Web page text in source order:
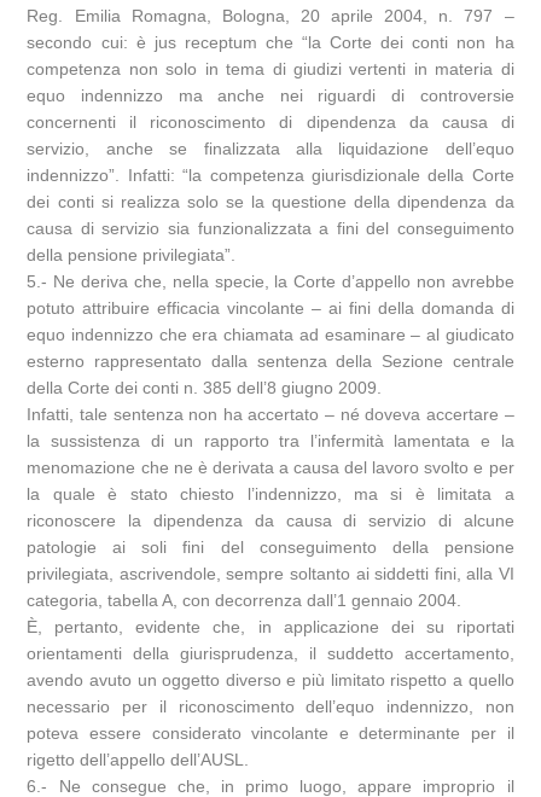
Reg. Emilia Romagna, Bologna, 20 aprile 2004, n. 797 –
secondo cui: è jus receptum che “la Corte dei conti non ha
competenza non solo in tema di giudizi vertenti in materia di
equo indennizzo ma anche nei riguardi di controversie
concernenti il riconoscimento di dipendenza da causa di
servizio, anche se finalizzata alla liquidazione dell’equo
indennizzo”. Infatti: “la competenza giurisdizionale della Corte
dei conti si realizza solo se la questione della dipendenza da
causa di servizio sia funzionalizzata a fini del conseguimento
della pensione privilegiata”.
5.- Ne deriva che, nella specie, la Corte d’appello non avrebbe
potuto attribuire efficacia vincolante – ai fini della domanda di
equo indennizzo che era chiamata ad esaminare – al giudicato
esterno rappresentato dalla sentenza della Sezione centrale
della Corte dei conti n. 385 dell’8 giugno 2009.
Infatti, tale sentenza non ha accertato – né doveva accertare –
la sussistenza di un rapporto tra l’infermità lamentata e la
menomazione che ne è derivata a causa del lavoro svolto e per
la quale è stato chiesto l’indennizzo, ma si è limitata a
riconoscere la dipendenza da causa di servizio di alcune
patologie ai soli fini del conseguimento della pensione
privilegiata, ascrivendole, sempre soltanto ai siddetti fini, alla VI
categoria, tabella A, con decorrenza dall’1 gennaio 2004.
È, pertanto, evidente che, in applicazione dei su riportati
orientamenti della giurisprudenza, il suddetto accertamento,
avendo avuto un oggetto diverso e più limitato rispetto a quello
necessario per il riconoscimento dell’equo indennizzo, non
poteva essere considerato vincolante e determinante per il
rigetto dell’appello dell’AUSL.
6.- Ne consegue che, in primo luogo, appare improprio il